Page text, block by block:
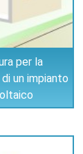
per la
un impianto